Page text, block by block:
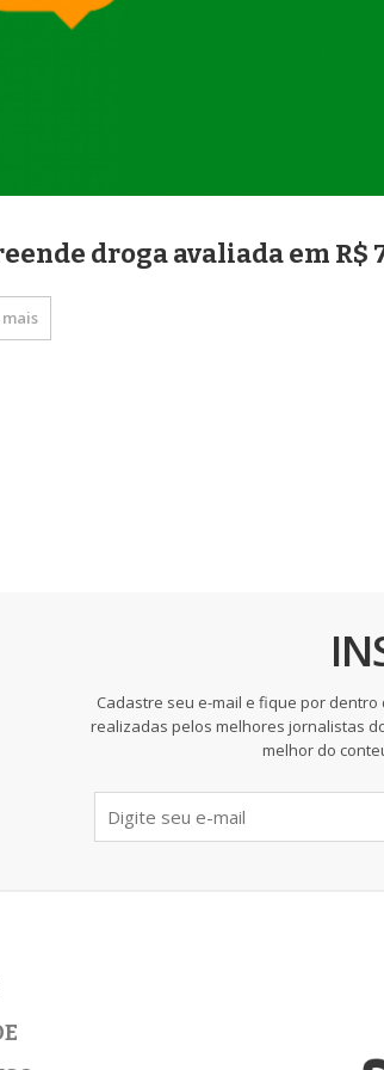
droga avaliada em R$
Cadastre seu e-mail e fique por
realizadas pelos melhores jornalistas
melhor do